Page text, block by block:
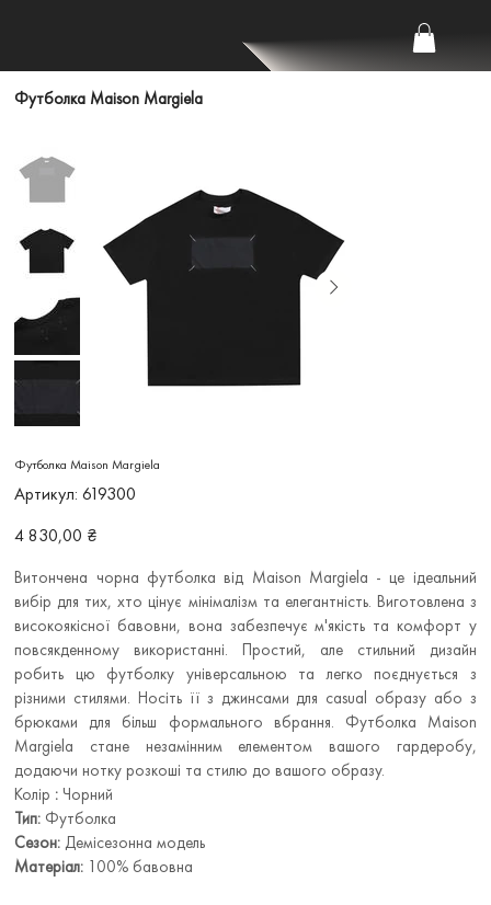
Футболка Maison Margiela
Футболка Maison Margiela
Артикул:
Артикул
619300
619300
Ціна
4 830,00 ₴
Витончена чорна футболка від Maison Margiela - це ідеальний
вибір для тих, хто цінує мінімалізм та елегантність. Виготовлена з
високоякісної бавовни, вона забезпечує м'якість та комфорт у
повсякденному використанні. Простий, але стильний дизайн
робить цю футболку універсальною та легко поєднується з
різними стилями. Носіть її з джинсами для casual образу або з
брюками для більш формального вбрання. Футболка Maison
Margiela стане незамінним елементом вашого гардеробу,
додаючи нотку розкоші та стилю до вашого образу.
Колір : Чорний
Тип: Футболка
Сезон: Демісезонна модель
Матеріал: 100% бавовна